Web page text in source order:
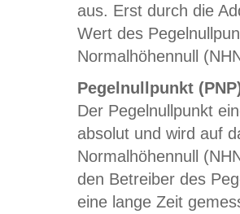
aus. Erst durch die
Wert des
Normalhöhennull
Pegelnullpunkt
Der Pegelnullpunkt
absolut und wird auf
Normalhöhennull
den Betreiber des
eine lange Zeit